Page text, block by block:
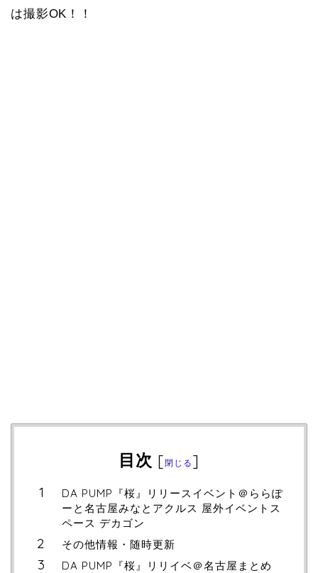
は撮影OK！！
目次 [閉じる ]
DA PUMP『桜』リリースイベント＠ららぽ
ーと名古屋みなとアクルス 屋外イベントス
ペース デカゴン
その他情報・随時更新
DA PUMP『桜』リリイベ＠名古屋まとめ